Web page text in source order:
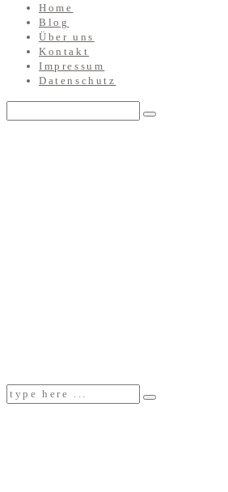
Home
Blog
Über uns
Kontakt
Impressum
Datenschutz